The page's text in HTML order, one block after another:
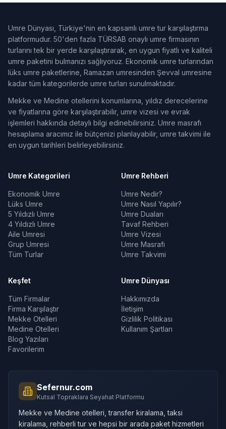
Umre Dünyası, Türkiye'nin en kapsamlı umre tur karşılaştırma
platformudur. 50'den fazla TÜRSAB onaylı umre firmasının
turlarını tek bir yerde karşılaştırarak, en uygun fiyatlı ve kaliteli
umre paketini bulmanızı sağlıyoruz. Ekonomik umre turlarından
lüks umre paketlerine, Ramazan umresinden Şevval umresine
kadar tüm kategorilerde umre turları sunulmaktadır.
Mekke ve Medine otellerini konumlarına, yıldız derecelerine
ve fiyatlarına göre karşılaştırabilir, umre vizesi ve evrak
işlemleri hakkında detaylı bilgi edinebilirsiniz. Umre masrafı
hesaplama aracımız ile bütçenizi planlayabilir, umre takvimi ile
en uygun tarihleri belirleyebilirsiniz.
Umre Kategorileri
Ekonomik Umre
Lüks Umre
5 Yıldızlı Umre
4 Yıldızlı Umre
Aile Umresi
Grup Umresi
Tüm Turlar
Umre Rehberi
Umre Nedir?
Umre Nasıl Yapılır?
Umre Duaları
Tavaf Rehberi
Umre Vizesi
Umre Masrafı
Umre Takvimi
Keşfet
Tüm Firmalar
Firma Karşılaştır
Mekke Otelleri
Medine Otelleri
Blog Yazıları
Favorilerim
Umre Dünyası
Hakkımızda
İletişim
Gizlilik Politikası
Kullanım Şartları
Sefernur.com
Kutsal Topraklara Seyahat Platformu
Mekke ve Medine otelleri, transfer kiralama, taksi
kiralama, rehberli tur ve hepsi bir arada paket hizmetleri